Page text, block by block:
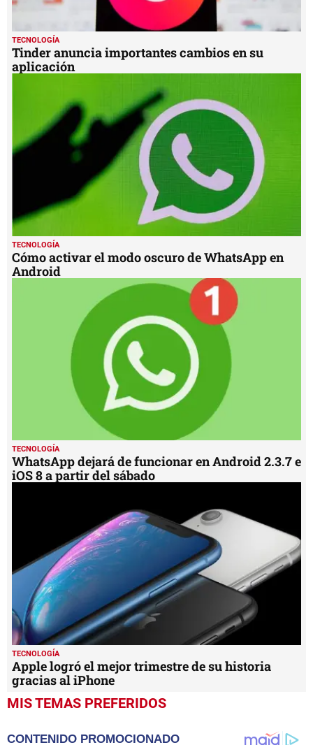
TECNOLOGÍA
Tinder anuncia importantes cambios en su
aplicación
TECNOLOGÍA
Cómo activar el modo oscuro de WhatsApp en
Android
TECNOLOGÍA
WhatsApp dejará de funcionar en Android 2.3.7 e
iOS 8 a partir del sábado
TECNOLOGÍA
Apple logró el mejor trimestre de su historia
gracias al iPhone
MIS TEMAS PREFERIDOS
CONTENIDO PROMOCIONADO